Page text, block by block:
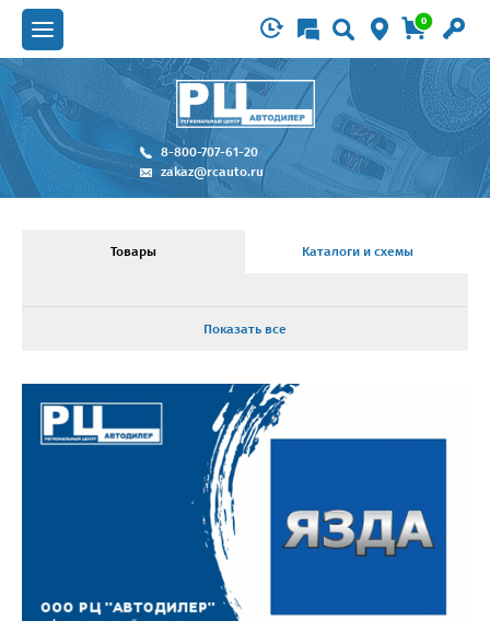
0
8-800-707-61-20
zakaz@rcauto.ru
Товары Каталоги и схемы
Показать все